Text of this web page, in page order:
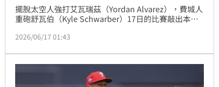
擺脫太空人強打艾瓦瑞茲（Yordan Alvarez），費城人
重砲舒瓦伯（Kyle Schwarber）17日的比賽敲出本季
今6個賽季單季都至少擊出25轟，他去年敲出56轟拿下
2026/06/17 01:43